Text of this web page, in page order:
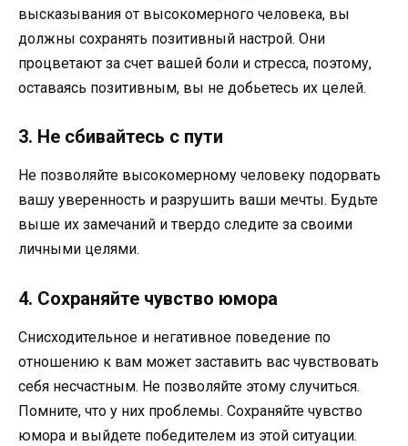
высказывания от высокомерного человека, вы
должны сохранять позитивный настрой. Они
процветают за счет вашей боли и стресса, поэтому,
оставаясь позитивным, вы не добьетесь их целей.
3. Не сбивайтесь с пути
Не позволяйте высокомерному человеку подорвать
вашу уверенность и разрушить ваши мечты. Будьте
выше их замечаний и твердо следите за своими
личными целями.
4. Сохраняйте чувство юмора
Снисходительное и негативное поведение по
отношению к вам может заставить вас чувствовать
себя несчастным. Не позволяйте этому случиться.
Помните, что у них проблемы. Сохраняйте чувство
юмора и выйдете победителем из этой ситуации.